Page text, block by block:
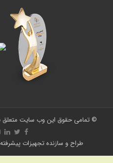
© تمامی حقوق این وب سایت متعلق
طراح و سازنده تجهیزات